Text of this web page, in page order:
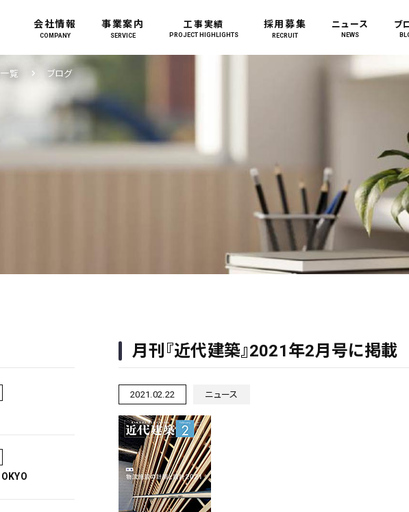
会社情報
COMPANY
事業案内
SERVICE
工事実績
PROJECT HIGHLIGHTS
採用募集
RECRUIT
ニュース
NEWS
ブ
覧 ブログ
月刊『近代建築』2021年2月号に掲載
2021.02.22 ニュース